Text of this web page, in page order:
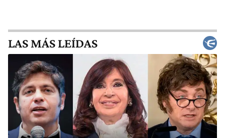
LAS MÁS LEÍDAS